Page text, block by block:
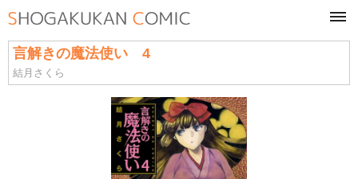
言解きの魔法使い 4
結月さくら